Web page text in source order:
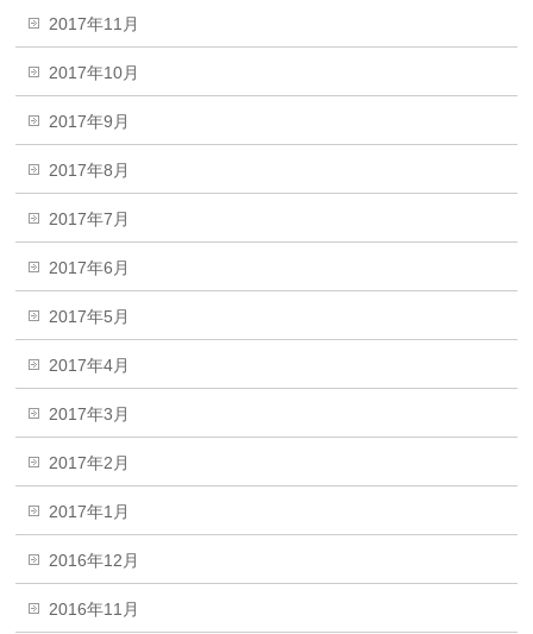
2017年11月
2017年10月
2017年9月
2017年8月
2017年7月
2017年6月
2017年5月
2017年4月
2017年3月
2017年2月
2017年1月
2016年12月
2016年11月